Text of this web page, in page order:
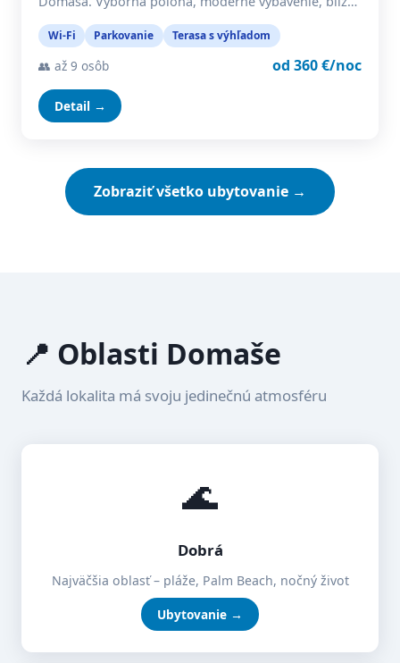
Wi-Fi Parkovanie Terasa s výhľadom
👥 až 9 osôb od 360 €/noc
Detail →
Zobraziť všetko ubytovanie →
📍 Oblasti Domaše
Každá lokalita má svoju jedinečnú atmosféru
🌊
Dobrá
Najväčšia oblasť – pláže, Palm Beach, nočný život
Ubytovanie →